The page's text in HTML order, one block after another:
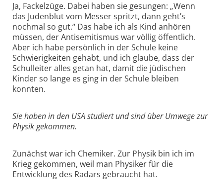
Ja, Fackelzüge. Dabei haben sie gesungen: „Wenn
das Judenblut vom Messer spritzt, dann geht’s
nochmal so gut.“ Das habe ich als Kind anhören
müssen, der Antisemitismus war völlig öffentlich.
Aber ich habe persönlich in der Schule keine
Schwierigkeiten gehabt, und ich glaube, dass der
Schulleiter alles getan hat, damit die jüdischen
Kinder so lange es ging in der Schule bleiben
konnten.
Sie haben in den USA studiert und sind über Umwege zur
Physik gekommen.
Zunächst war ich Chemiker. Zur Physik bin ich im
Krieg gekommen, weil man Physiker für die
Entwicklung des Radars gebraucht hat.